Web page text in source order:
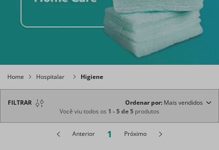
Home Hospitalar Higiene
FILTRAR Ordenar por Mais vendidos
Você viu todos os 1 -5de5 produtos
Anterior 1 Próximo